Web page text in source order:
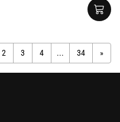
2 3 4 ... 34 »